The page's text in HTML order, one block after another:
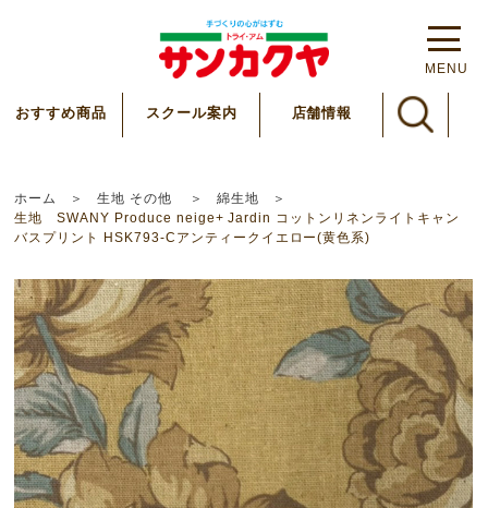
MENU
おすすめ商品 スクール案内 店舗情報
ホーム 生地 その他
綿生地
生地 SWANY Produce neige+ Jardin コットンリネンライトキャン
バスプリント HSK793-Cアンティークイエロー(黄色系)